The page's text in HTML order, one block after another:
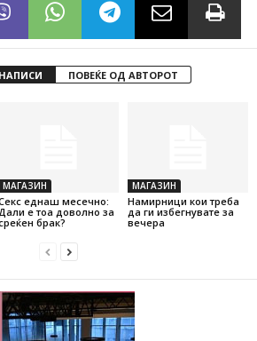
ПОВЕЌЕ ОД АВТОРОТ
МАГАЗИН
еднаш месечно:
Дали е тоа доволно за
брак?
МАГАЗИН
Намирници кои треба
да ги избегнувате за
вечера